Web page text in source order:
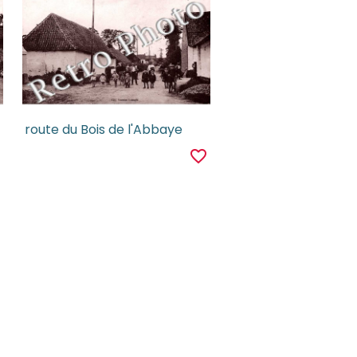
route du Bois de l'Abbaye
favorite_border